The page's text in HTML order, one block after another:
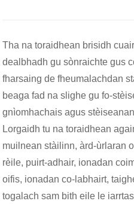
Tha na toraidhean brisidh
dealbhadh gu sònraichte gus
fharsaing de fheumalachdan
beaga fad na slighe gu fo-
gnìomhachais agus
Lorgaidh tu na toraidhean
muilnean stàilinn, àrd-ùrlaran
rèile, puirt-adhair, ionadan
oifis, ionadan co-labhairt,
togalach sam bith eile le